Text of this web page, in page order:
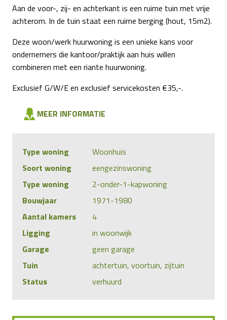
Aan de voor-, zij- en achterkant is een ruime tuin met vrije
achterom. In de tuin staat een ruime berging (hout, 15m2).
Deze woon/werk huurwoning is een unieke kans voor
ondernemers die kantoor/praktijk aan huis willen
combineren met een riante huurwoning.
Exclusief G/W/E en exclusief servicekosten €35,-.
MEER INFORMATIE
Type woning
Woonhuis
Soort woning
eengezinswoning
Type woning
2-onder-1-kapwoning
Bouwjaar
1971-1980
Aantal kamers
4
Ligging
in woonwijk
Garage
geen garage
Tuin
achtertuin, voortuin, zijtuin
Status
verhuurd